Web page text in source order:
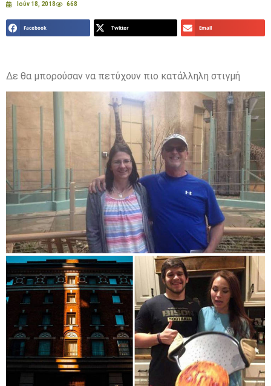
Ιούν 18, 2018 668
Facebook Twitter Email
Δε θα μπορούσαν να πετύχουν πιο κατάλληλη στιγμή